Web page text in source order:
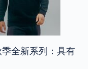
全新系列：具有